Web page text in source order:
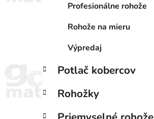
Profesionálne rohože
Rohože na mieru
Výpredaj
Potlač kobercov
Rohožky